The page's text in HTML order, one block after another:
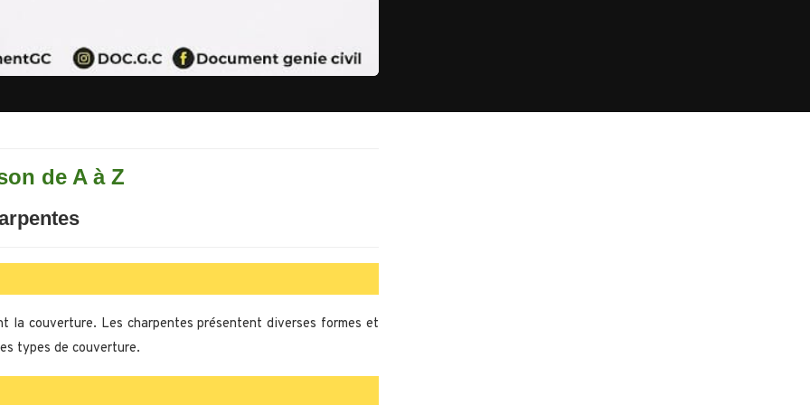
de A à Z
la couverture. Les charpentes présentent diverses formes et
types de couverture.